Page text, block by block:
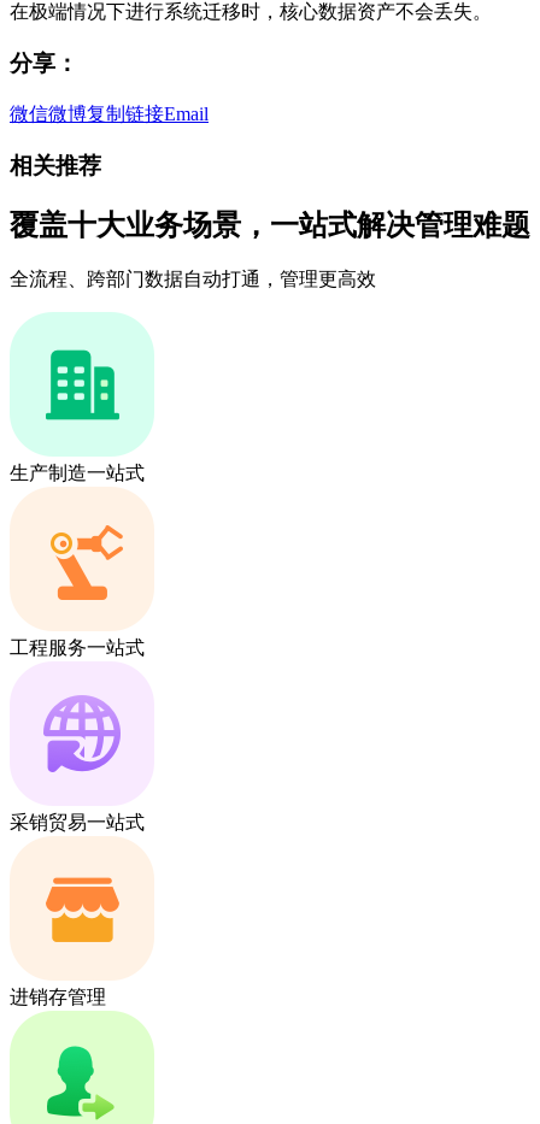
在极端情况下进行系统迁移时，核心数据资产不会丢失。
分享：
微信微博复制链接Email
相关推荐
覆盖十大业务场景，一站式解决管理难题
全流程、跨部门数据自动打通，管理更高效
生产制造一站式
工程服务一站式
采销贸易一站式
进销存管理